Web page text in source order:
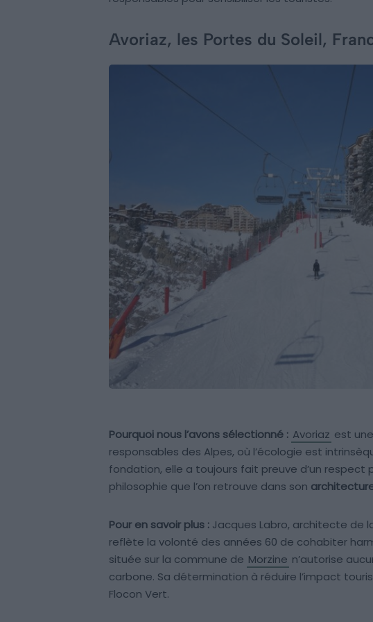
Avoriaz, les Portes du Soleil,
Pourquoi nous l’avons sélectionné : Avoriaz est
responsables des Alpes, où l’écologie est
fondation, elle a toujours fait preuve d’un respect
philosophie que l’on retrouve dans son
Pour en savoir plus : Jacques Labro, architecte de
reflète la volonté des années 60 de cohabiter
située sur la commune de Morzine n’autorise
carbone. Sa détermination à réduire l’impact
Flocon Vert.